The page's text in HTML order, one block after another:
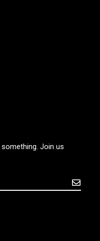
Join us